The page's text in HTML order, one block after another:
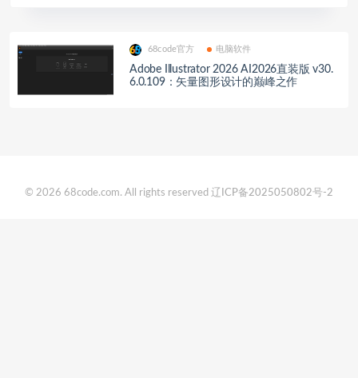
68code官方 电脑软件
Adobe Illustrator 2026 AI2026直装版 v30.
6.0.109：矢量图形设计的巅峰之作
© 2026 68code.com. All rights reserved 辽ICP备2025050802号-2